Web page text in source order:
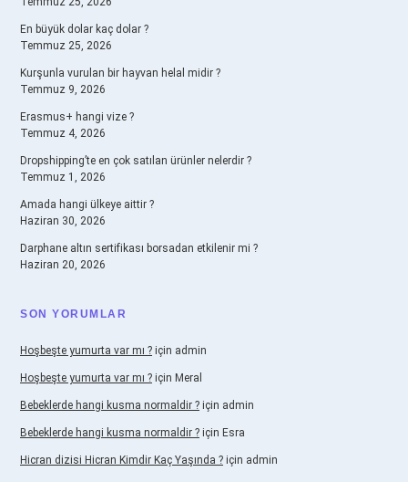
En büyük dolar kaç dolar ?
Temmuz 25, 2026
Kurşunla vurulan bir hayvan helal midir ?
Temmuz 9, 2026
Erasmus+ hangi vize ?
Temmuz 4, 2026
Dropshipping’te en çok satılan ürünler nelerdir ?
Temmuz 1, 2026
Amada hangi ülkeye aittir ?
Haziran 30, 2026
Darphane altın sertifikası borsadan etkilenir mi ?
Haziran 20, 2026
SON YORUMLAR
Hoşbeşte yumurta var mı ? için admin
Hoşbeşte yumurta var mı ? için Meral
Bebeklerde hangi kusma normaldir ? için admin
Bebeklerde hangi kusma normaldir ? için Esra
Hicran dizisi Hicran Kimdir Kaç Yaşında ? için admin